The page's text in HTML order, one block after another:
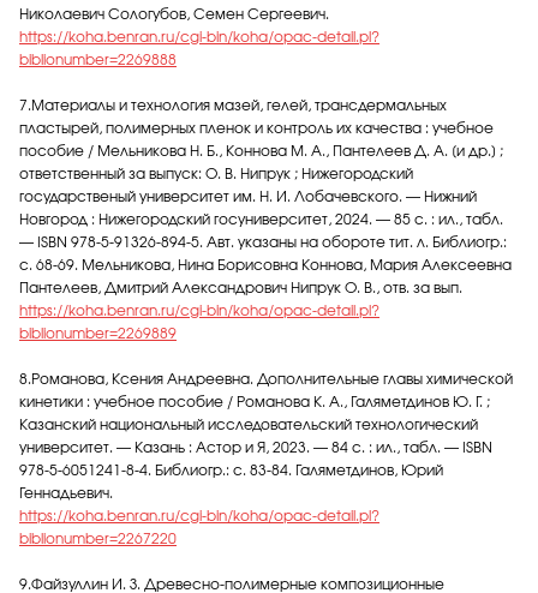
Николаевич Сологубов, Семен Сергеевич.
https://koha.benran.ru/cgi-bin/koha/opac-detail.pl?
biblionumber=2269888
7.Материалы и технология мазей, гелей, трансдермальных
пластырей, полимерных пленок и контроль их качества : учебное
пособие / Мельникова Н. Б., Коннова М. А., Пантелеев Д. А. [и др.] ;
ответственный за выпуск: О. В. Нипрук ; Нижегородский
государственый университет им. Н. И. Лобачевского. — Нижний
Новгород : Нижегородский госуниверситет, 2024. — 85 с. : ил., табл.
— ISBN 978-5-91326-894-5. Авт. указаны на обороте тит. л. Библиогр.:
с. 68-69. Мельникова, Нина Борисовна Коннова, Мария Алексеевна
Пантелеев, Дмитрий Александрович Нипрук О. В., отв. за вып.
https://koha.benran.ru/cgi-bin/koha/opac-detail.pl?
biblionumber=2269889
8.Романова, Ксения Андреевна. Дополнительные главы химической
кинетики : учебное пособие / Романова К. А., Галяметдинов Ю. Г. ;
Казанский национальный исследовательский технологический
университет. — Казань : Астор и Я, 2023. — 84 с. : ил., табл. — ISBN
978-5-6051241-8-4. Библиогр.: с. 83-84. Галяметдинов, Юрий
Геннадьевич.
https://koha.benran.ru/cgi-bin/koha/opac-detail.pl?
biblionumber=2267220
9.Файзуллин И. З. Древесно-полимерные композиционные